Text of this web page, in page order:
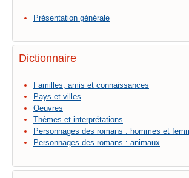
Présentation générale
Dictionnaire
Familles, amis et connaissances
Pays et villes
Oeuvres
Thèmes et interprétations
Personnages des romans : hommes et
Personnages des romans : animaux